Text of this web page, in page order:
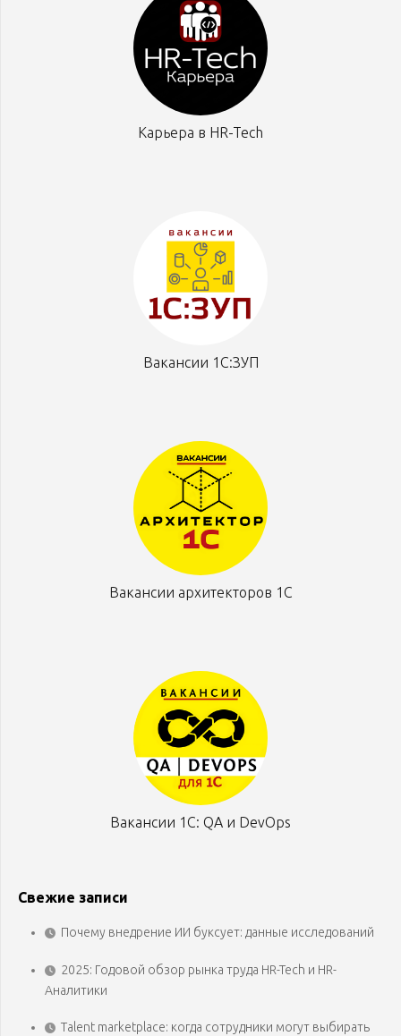
Карьера в HR-Tech
Вакансии 1С:ЗУП
Вакансии архитекторов 1С
Вакансии 1С: QA и DevOps
Свежие записи
Почему внедрение ИИ буксует: данные исследований
2025: Годовой обзор рынка труда HR-Tech и HR-
Аналитики
Talent marketplace: когда сотрудники могут выбирать